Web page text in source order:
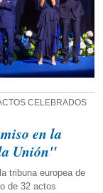
CELEBRADOS
en la
Unión"
tribuna europea de
de 32 actos